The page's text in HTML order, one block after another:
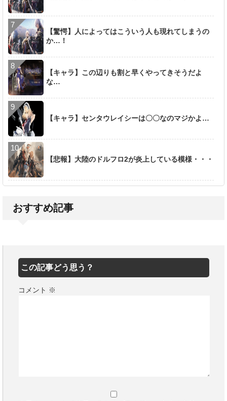
【驚愕】人によってはこういう人も現れてしまうの
か…！
【キャラ】この辺りも割と早くやってきそうだよ
な…
【キャラ】センタウレイシーは〇〇なのマジかよ…
【悲報】大陸のドルフロ2が炎上している模様・・・
おすすめ記事
この記事どう思う？
コメント ※